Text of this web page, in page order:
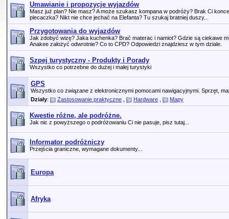
Umawianie i propozycje wyjazdów
Masz już plan? Nie masz? A może szukasz kompana w podróży? Brak Ci
plecaczka? Nikt nie chce jechać na Elefanta? Tu szukaj bratniej duszy...
Przygotowania do wyjazdów
Jak zdobyć wizę? Jaka kuchenka? Brać materac i namiot? Gdzie są ciekawe
Anakee założyć odwrotnie? Co to CPD? Odpowiedzi znajdziesz w tym dziale.
Szpej turystyczny - Produkty i Porady
Wszystko co potrzebne do dużej i małej turystyki
GPS
Wszystko co związane z elektronicznymi pomocami nawigacyjnymi. Sprzęt,
Działy: Zastosowanie praktyczne Hardware Mapy
Kwestie różne, ale podróżne.
Jak nic z powyższego o podróżowaniu Ci nie pasuje, pisz tutaj...
Informator podróżniczy
Przejścia graniczne, wymagane dokumenty...
Europa
Afryka